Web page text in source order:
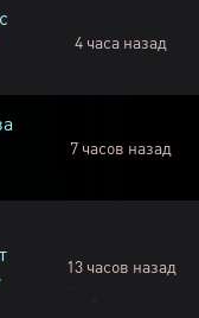
4 часа назад
7 часов назад
13 часов назад